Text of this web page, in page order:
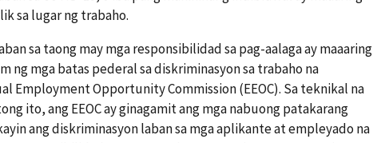
sa lugar ng trabaho.
sa taong may mga responsibilidad sa pag-aalaga ay maaaring
ng mga batas pederal sa diskriminasyon sa trabaho na
Employment Opportunity Commission (EEOC). Sa teknikal na
ito, ang EEOC ay ginagamit ang mga nabuong patakarang
ang diskriminasyon laban sa mga aplikante at empleyado na